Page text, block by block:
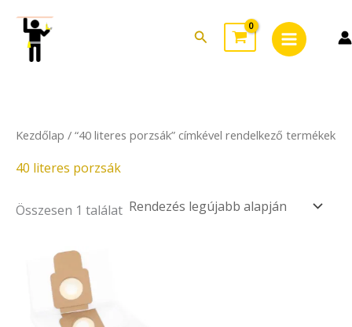
content
Search
Menu
Kezdőlap / “40 literes porzsák” címkével rendelkező termékek
40 literes porzsák
Összesen 1 találat